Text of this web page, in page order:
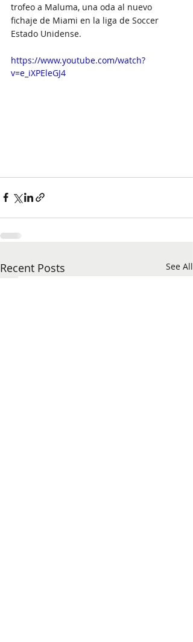
trofeo a Maluma, una oda al nuevo
fichaje de Miami en la liga de Soccer
Estado Unidense.
https://www.youtube.com/watch?
v=e_iXPEleGJ4
Recent Posts See All